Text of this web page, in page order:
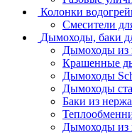
Колонки
Смесители
Дымоходы, баки
Дымоходы из
Крашенные
Дымоходы
Дымоходы
Баки из
Дымоходы из